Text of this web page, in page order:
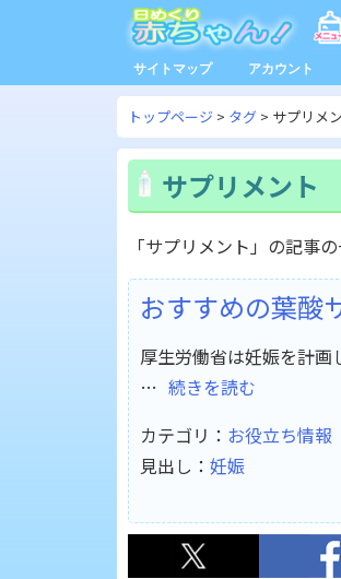
サイトマップ アカウント
トップページ タグ サプリメ
サプリメント
「サプリメント」の記事の
おすすめの葉酸
厚生労働省は妊娠を計画
… 続きを読む
カテゴリ： お役立ち情報
見出し： 妊娠